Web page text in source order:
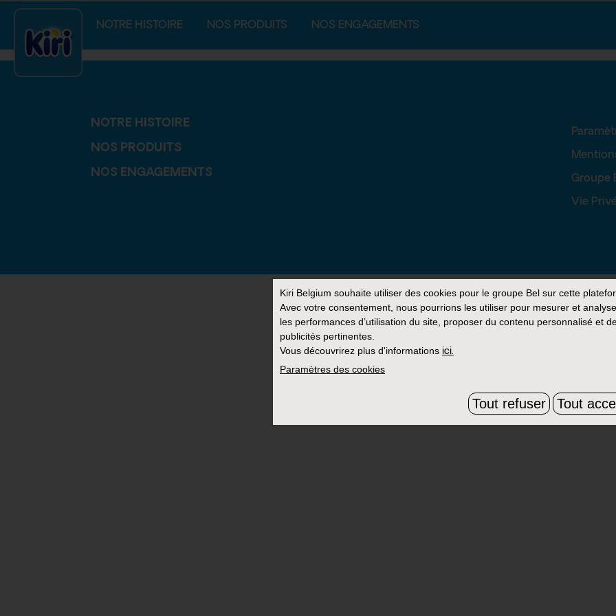
NOTRE HISTOIRE NOS PRODUITS NOS ENGAGEMENTS
index.php
NOTRE HISTOIRE
NOS PRODUITS
NOS ENGAGEMENTS Groupe
Vie
Kiri Belgium souhaite utiliser des cookies pour le groupe Bel sur cette
Avec votre consentement, nous pourrions les utiliser pour mesurer et
les performances d’utilisation du site, proposer du contenu personnalisé et
publicités pertinentes.
Vous découvrirez plus d'informations ici.
Paramètres des cookies
Tout refuser Tout